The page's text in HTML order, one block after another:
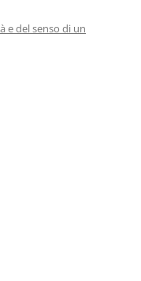
e del senso di un